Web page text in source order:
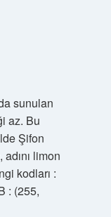
sunulan
az. Bu
Şifon
limon
kodları :
: (255,